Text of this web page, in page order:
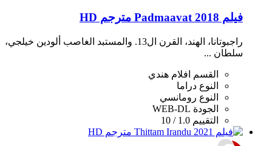
فيلم Padmaavat 2018 مترجم HD
راجبوتانا، الهند، القرن ال13. والمستبد الغاصب ألودين خيلجي،
سلطان ...
القسم
افلام هندي
النوع دراما
النوع رومانسي
الجودة WEB-DL
التقييم 1.0 / 10